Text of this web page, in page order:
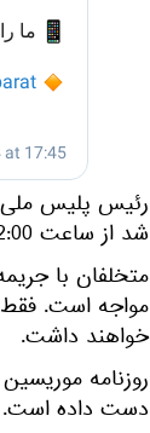
رئیس پلیس
شد از ساعت 22:00 روز دوشنبه تا ساعت 12:00 روز سه شنبه اجرا خواهد شد.
مواجه است. فقط
خواهند داشت.
روزنامه
دست داده است.